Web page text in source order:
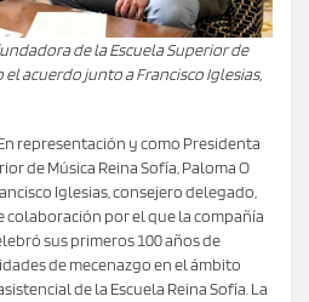
de la Escuela Superior de
el acuerdo junto a Francisco Iglesias,
representación y como Presidenta
de Música Reina Sofía, Paloma O
Iglesias, consejero delegado,
colaboración por el que la compañía
sus primeros 100 años de
de mecenazgo en el ámbito
de la Escuela Reina Sofía. La